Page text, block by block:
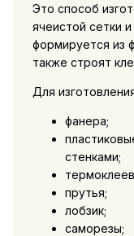
Это способ
ячеистой сетки
формируется из
также строят
Для
фанера;
стенками;
прутья;
лобзик;
саморезы;